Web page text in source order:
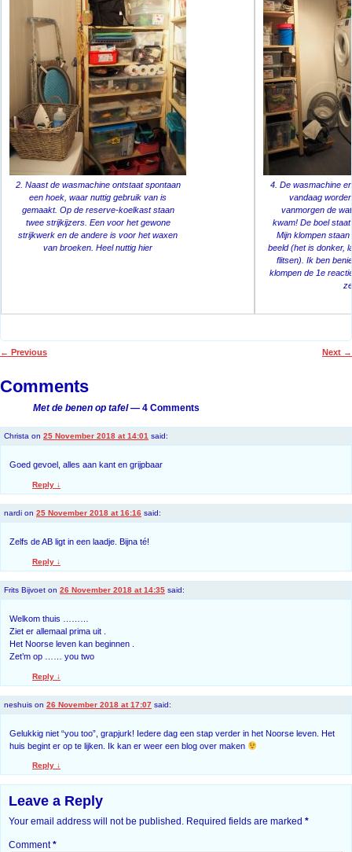
2. Naast de wasmachine ontstaat spontaan
een hoek, waar nuttig gebruik van is
gemaakt. Op de reserve-koelkast staan
twee strijkijzers. Een voor het gewone
strijkwerk en de andere is voor het waxen
van broeken. Heel nuttig hier
4. De wasmachine
vandaag
vanmorgen de
kwam! De boel
Mijn klompen staan
beeld (het is donker,
flitsen). Ik ben
klompen de 1e
← Previous Next →
Comments
Met de benen op tafel— 4 Comments
Christa on 25 November 2018 at 14:01 said:
Goed gevoel, alles aan kant en grijpbaar
Reply ↓
nardi on 25 November 2018 at 16:16 said:
Zelfs de AB ligt in een laadje. Bijna té!
Reply ↓
Frits Bijvoet on 26 November 2018 at 14:35 said:
Welkom thuis ………
Ziet er allemaal prima uit .
Het Noorse leven kan beginnen .
Zet’m op …… you two
Reply ↓
neshuis on 26 November 2018 at 17:07 said:
Gelukkig niet “you too”, grapjurk! Iedere dag een stap verder in het Noorse leven. Het
huis begint er op te lijken. Ik kan er weer een blog over maken
Reply ↓
Leave a Reply
Your email address will not be published. Required fields are marked *
Comment*